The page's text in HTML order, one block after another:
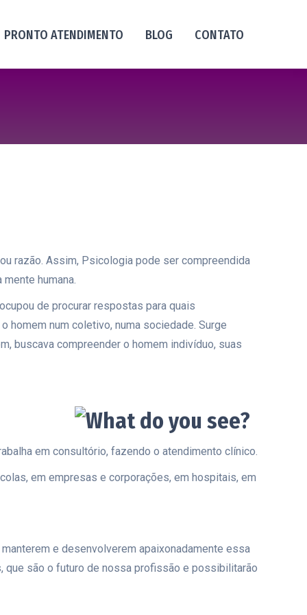
PRONTO ATENDIMENTO BLOG CONTATO
razão. Assim, Psicologia pode ser compreendida
humana.
de procurar respostas para quais
num coletivo, numa sociedade. Surge
buscava compreender o homem indivíduo, suas
em consultório, fazendo o atendimento clínico.
em empresas e corporações, em hospitais, em
e desenvolverem apaixonadamente essa
que são o futuro de nossa profissão e possibilitarão